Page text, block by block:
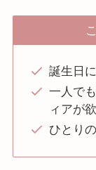
誕生日
一人で
ィアが
ひとり